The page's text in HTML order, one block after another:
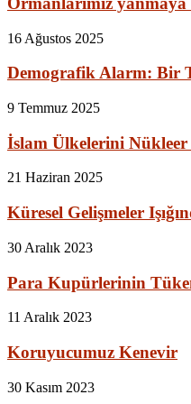
16 Ağustos 2025
Demografik Alarm: Bir
9 Temmuz 2025
İslam Ülkelerini
21 Haziran 2025
Küresel Gelişmeler
30 Aralık 2023
Para Kupürlerinin
11 Aralık 2023
Koruyucumuz Kenevir
30 Kasım 2023